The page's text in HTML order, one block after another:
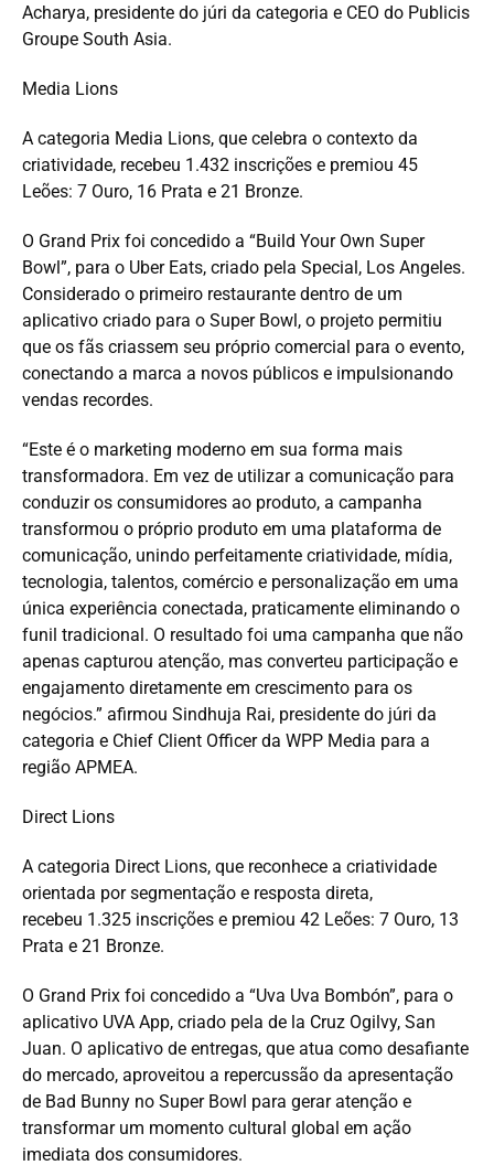
Acharya, presidente do júri da categoria e CEO do Publicis
Groupe South Asia.
Media Lions
A categoria Media Lions, que celebra o contexto da
criatividade, recebeu 1.432 inscrições e premiou 45
Leões: 7 Ouro, 16 Prata e 21 Bronze.
O Grand Prix foi concedido a “Build Your Own Super
Bowl”, para o Uber Eats, criado pela Special, Los Angeles.
Considerado o primeiro restaurante dentro de um
aplicativo criado para o Super Bowl, o projeto permitiu
que os fãs criassem seu próprio comercial para o evento,
conectando a marca a novos públicos e impulsionando
vendas recordes.
“Este é o marketing moderno em sua forma mais
transformadora. Em vez de utilizar a comunicação para
conduzir os consumidores ao produto, a campanha
transformou o próprio produto em uma plataforma de
comunicação, unindo perfeitamente criatividade, mídia,
tecnologia, talentos, comércio e personalização em uma
única experiência conectada, praticamente eliminando o
funil tradicional. O resultado foi uma campanha que não
apenas capturou atenção, mas converteu participação e
engajamento diretamente em crescimento para os
negócios.” afirmou Sindhuja Rai, presidente do júri da
categoria e Chief Client Officer da WPP Media para a
região APMEA.
Direct Lions
A categoria Direct Lions, que reconhece a criatividade
orientada por segmentação e resposta direta,
recebeu 1.325 inscrições e premiou 42 Leões: 7 Ouro, 13
Prata e 21 Bronze.
O Grand Prix foi concedido a “Uva Uva Bombón”, para o
aplicativo UVA App, criado pela de la Cruz Ogilvy, San
Juan. O aplicativo de entregas, que atua como desafiante
do mercado, aproveitou a repercussão da apresentação
de Bad Bunny no Super Bowl para gerar atenção e
transformar um momento cultural global em ação
imediata dos consumidores.